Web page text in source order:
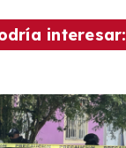
interesar: